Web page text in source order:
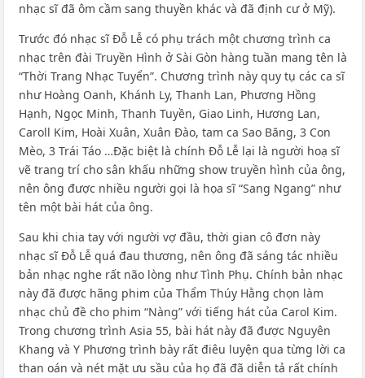
nhạc sĩ đã ôm cầm sang thuyền khác và đã định cư ở Mỹ).
Trước đó nhạc sĩ Đỗ Lễ có phụ trách một chương trình ca
nhạc trên đài Truyền Hình ở Sài Gòn hàng tuần mang tên là
“Thời Trang Nhạc Tuyển”. Chương trình này quy tụ các ca sĩ
như Hoàng Oanh, Khánh Ly, Thanh Lan, Phương Hồng
Hạnh, Ngọc Minh, Thanh Tuyền, Giao Linh, Hương Lan,
Caroll Kim, Hoài Xuân, Xuân Đào, tam ca Sao Băng, 3 Con
Mèo, 3 Trái Táo …Đặc biệt là chính Đỗ Lễ lại là người hoạ sĩ
vẽ trang trí cho sân khấu những show truyền hình của ông,
nên ông được nhiều người gọi là họa sĩ “Sang Ngang” như
tên một bài hát của ông.
Sau khi chia tay với người vợ đầu, thời gian cô đơn này
nhạc sĩ Đỗ Lễ quá đau thương, nên ông đã sáng tác nhiều
bản nhạc nghe rất não lòng như Tình Phụ. Chính bản nhạc
này đã được hãng phim của Thẩm Thúy Hằng chọn làm
nhạc chủ đề cho phim “Nàng” với tiếng hát của Carol Kim.
Trong chương trình Asia 55, bài hát này đã được Nguyên
Khang và Y Phương trình bày rất điêu luyện qua từng lời ca
than oán và nét mặt ưu sầu của họ đã đã diễn tả rất chính